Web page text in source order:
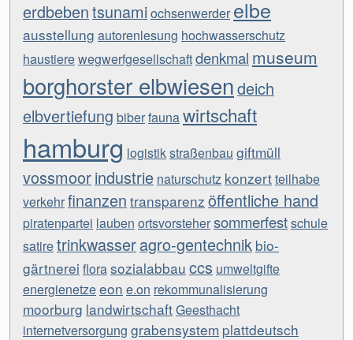
erdbebentsunamiochsenwerder elbe
ausstellung autorenlesung hochwasserschutz
haustierewegwerfgesellschaftdenkmal museum
borghorster elbwiesendeich
elbvertiefung biberfaunawirtschaft
hamburg logistikstraßenbau giftmüll
vossmoorindustrie naturschutz konzertteilhabe
verkehrfinanzen transparenz öffentliche hand
piratenpartei lauben ortsvorstehersommerfestschule
satiretrinkwasseragro-gentechnik bio-
gärtnerei florasozialabbau ccs umweltgifte
energienetzeeon e.on rekommunalisierung
moorburg landwirtschaftGeesthacht
internetversorgung grabensystem plattdeutsch